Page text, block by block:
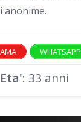
anonime.
WHATSAPP
Eta': 33 anni